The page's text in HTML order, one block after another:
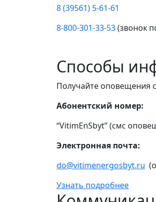
8 (39561) 5-61-61
8-800-301-33-53(звонок
Способы
Получайте оповещения
Абонентский номер:
“VitimEnSbyt” (смс
Электронная почта:
do@vitimenergosbyt.ru
Узнать подробнее